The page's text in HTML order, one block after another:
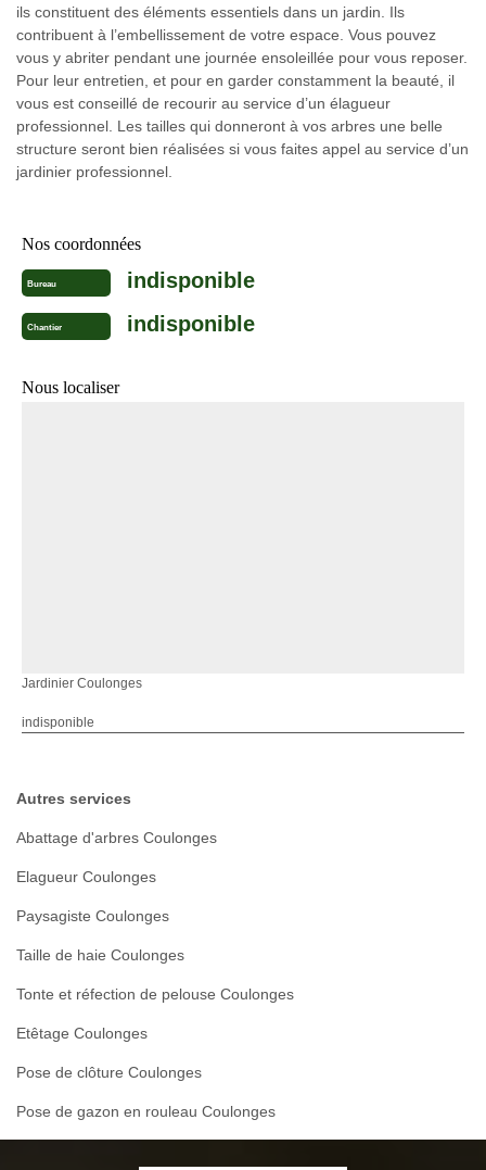
ils constituent des éléments essentiels dans un jardin. Ils
contribuent à l’embellissement de votre espace. Vous pouvez
vous y abriter pendant une journée ensoleillée pour vous reposer.
Pour leur entretien, et pour en garder constamment la beauté, il
vous est conseillé de recourir au service d’un élagueur
professionnel. Les tailles qui donneront à vos arbres une belle
structure seront bien réalisées si vous faites appel au service d’un
jardinier professionnel.
Nos coordonnées
Bureau indisponible
Chantier indisponible
Nous localiser
Jardinier Coulonges
indisponible
Autres services
Abattage d'arbres Coulonges
Elagueur Coulonges
Paysagiste Coulonges
Taille de haie Coulonges
Tonte et réfection de pelouse Coulonges
Etêtage Coulonges
Pose de clôture Coulonges
Pose de gazon en rouleau Coulonges